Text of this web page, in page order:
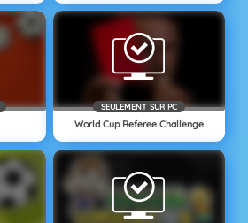
SEULEMENT SUR PC
World Cup Referee Challenge